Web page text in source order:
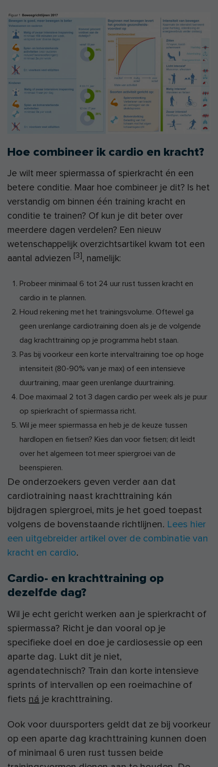
Hoe combineer ik cardio en kracht?
Je wilt meer spiermassa of spierkracht én een
betere conditie. Maar hoe combineer je dit? Is het
verstandig om binnen één training kracht en
conditie te trainen? Of kun je dit beter over
meerdere dagen verdelen? Een nieuw
wetenschappelijk overzichtsartikel kwam tot een
aantal adviezen [3], namelijk:
Probeer minimaal 6 tot 24 uur rust tussen kracht en
cardio in te plannen.
Houd rekening met het trainingsvolume. Oftewel ga
geen urenlange cardiotraining doen als je de volgende
dag krachttraining op je programma hebt staan.
Pas bij voorkeur een korte intervaltraining toe op hoge
intensiteit (80-90% van je max) of een intensieve
duurtraining, maar geen urenlange duurtraining.
Doe maximaal 2 tot 3 dagen cardio per week als je puur
op spierkracht of spiermassa richt.
Wil je meer spiermassa en heb je de keuze tussen
hardlopen en fietsen? Kies dan voor fietsen; dit leidt
over het algemeen tot meer spiergroei van de
beenspieren.
De onderzoekers geven verder aan dat
cardiotraining naast krachttraining kán
bijdragen spiergroei, mits je het goed toepast
volgens de bovenstaande richtlijnen. Lees hier
een uitgebreider artikel over de combinatie van
kracht en cardio.
Cardio- en krachttraining op
dezelfde dag?
Wil je echt gericht werken aan je spierkracht of
spiermassa? Richt je dan vooral op je
specifieke doel en doe je cardiosessie op een
aparte dag. Lukt dit je niet,
agendatechnisch? Train dan korte intensieve
sprints of intervallen op een roeimachine of
fiets ná je krachttraining.
Ook voor duursporters geldt dat ze bij voorkeur
op een aparte dag krachttraining kunnen doen
of minimaal 6 uren rust tussen beide